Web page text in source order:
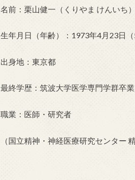
名前：栗山健一（くりやま けんいち）
生年月日（年齢）：1973年4月23日（
出身地：東京都
最終学歴：筑波大学医学専門学群卒
職業：医師・研究者
（国立精神・神経医療研究センター